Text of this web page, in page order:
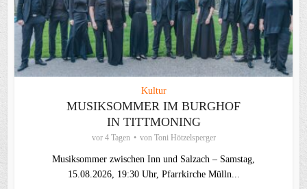
Kultur
MUSIKSOMMER IM BURGHOF
IN TITTMONING
vor 4 Tagen von Toni Hötzelsperger
Musiksommer zwischen Inn und Salzach – Samstag,
15.08.2026, 19:30 Uhr, Pfarrkirche Mülln...